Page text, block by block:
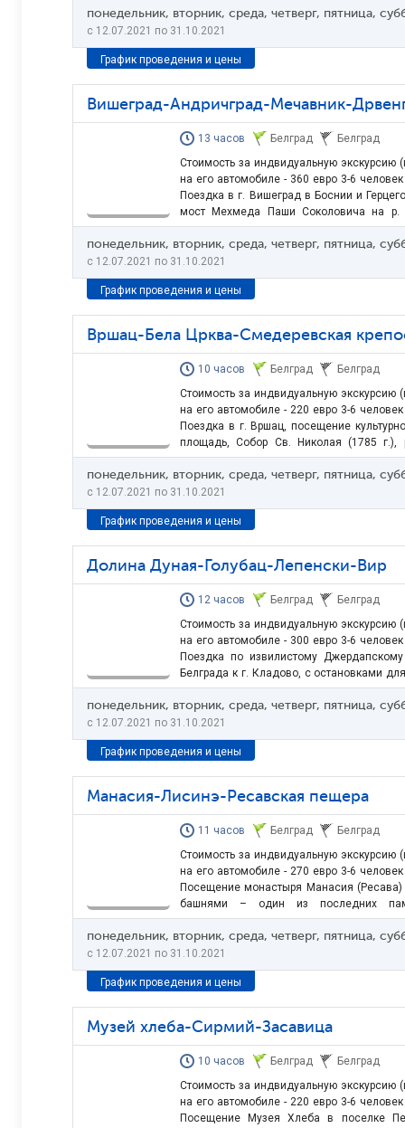
График проведения и цены
Велимировичем и его отцом
средства. Настенная живопись…
понедельник, вторник, среда, четверг, пятница,
c 12.07.2021 по 31.10.2021
График проведения и цены
Вишеград-Андричград-Мечавник-
13 часов Белград
Белград
Стоимость за индвидуальную экскурсию
на его автомобиле - 360 евро 3-6
Поездка в г. Вишеград в Боснии и
мост Мехмеда Паши Соколовича на р.
ЮНЕСКО), прославленного в
сербского писателя и лауреата
городок Андричград, туристический…
понедельник, вторник, среда, четверг, пятница,
c 12.07.2021 по 31.10.2021
График проведения и цены
Вршац-Бела Црква-Смедеревская
10 часов Белград
Белград
Стоимость за индвидуальную экскурсию
на его автомобиле - 220 евро 3-6
Поездка в г. Вршац, посещение
площадь, Собор Св. Николая (1785 г.),
двор» XVIII в., Римско-католический
неоготики, здание городской Ратуши
центров…
понедельник, вторник, среда, четверг, пятница,
c 12.07.2021 по 31.10.2021
График проведения и цены
Долина Дуная-Голубац-Лепенски-Вир
12 часов Белград
Белград
Стоимость за индвидуальную экскурсию
на его автомобиле - 300 евро 3-6
Поездка по извилистому
Белграда к г. Кладово, с остановками
известное место ущелья называется
глубокая точка Дуная (90 м) и самое
средневековой Голубацкой…
понедельник, вторник, среда, четверг, пятница,
c 12.07.2021 по 31.10.2021
График проведения и цены
Манасия-Лисинэ-Ресавская пещера
11 часов Белград
Белград
Стоимость за индвидуальную экскурсию
на его автомобиле - 270 евро 3-6
Посещение монастыря Манасия
башнями – один из последних
архитектуры. Манасия была
Лазаревичем, сыном князя Стефана
внешний вид монастыря должен был…
понедельник, вторник, среда, четверг, пятница,
c 12.07.2021 по 31.10.2021
Музей хлеба-Сирмий-Засавица
10 часов Белград
Белград
Стоимость за индвидуальную экскурсию
на его автомобиле - 220 евро 3-6
Посещение Музея Хлеба в поселке